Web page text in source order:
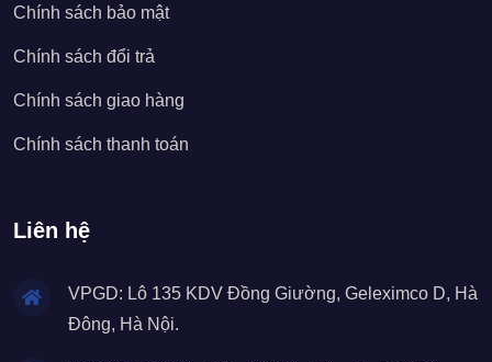
Chính sách bảo mật
Chính sách đổi trả
Chính sách giao hàng
Chính sách thanh toán
Liên hệ
VPGD: Lô 135 KDV Đồng Giường, Geleximco D, Hà
Đông, Hà Nội.